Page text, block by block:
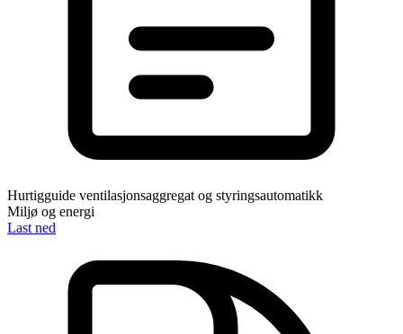
Hurtigguide ventilasjonsaggregat og styringsautomatikk
Miljø og energi
Last ned